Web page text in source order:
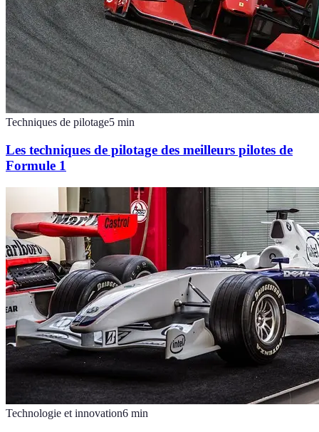
Techniques de pilotage5 min
Les techniques de pilotage des meilleurs pilotes de
Formule 1
Technologie et innovation6 min